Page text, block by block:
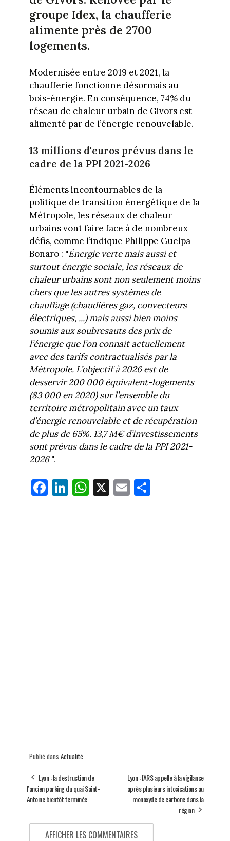
groupe Idex, la chaufferie
alimente près de 2700
logements.
Modernisée entre 2019 et 2021, la
chaufferie fonctionne désormais au
bois-énergie. En conséquence, 74% du
réseau de chaleur urbain de Givors est
alimenté par de l’énergie renouvelable.
13 millions d'euros prévus dans le
cadre de la PPI 2021-2026
Éléments incontournables de la
politique de transition énergétique de la
Métropole, les réseaux de chaleur
urbains vont faire face à de nombreux
défis, comme l’indique Philippe Guelpa-
Bonaro : "Énergie verte mais aussi et
surtout énergie sociale, les réseaux de
chaleur urbains sont non seulement moins
chers que les autres systèmes de
chauffage (chaudières gaz, convecteurs
électriques, ...) mais aussi bien moins
soumis aux soubresauts des prix de
l’énergie que l’on connait actuellement
avec des tarifs contractualisés par la
Métropole. L’objectif à 2026 est de
desservir 200 000 équivalent-logements
(83 000 en 2020) sur l’ensemble du
territoire métropolitain avec un taux
d’énergie renouvelable et de récupération
de plus de 65%. 13,7 M€ d’investissements
sont prévus dans le cadre de la PPI 2021-
2026".
Fa
ce
Li
nk
W
ha
X E
m
Pa
rt
Publié dans Actualité
Lyon : la destruction de
l’ancien parking du quai Saint-
Antoine bientôt terminée
Lyon : l'ARS appelle à la vigilance
après plusieurs intoxications au
monoxyde de carbone dans la
région
AFFICHER LES COMMENTAIRES